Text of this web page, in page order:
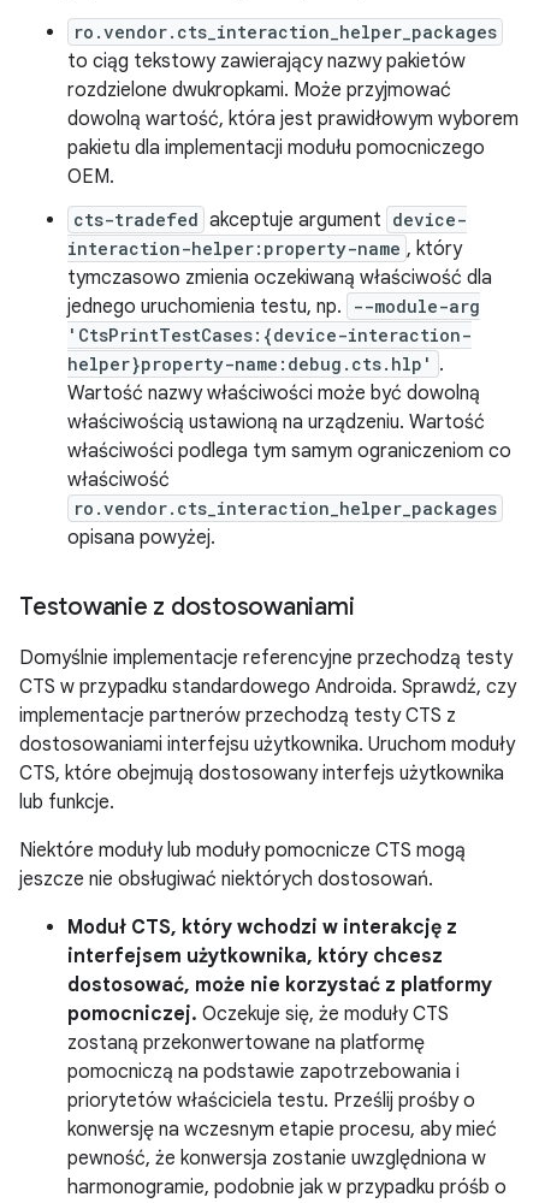
ro.vendor.cts_interaction_helper_packages
to ciąg tekstowy zawierający nazwy pakietów
rozdzielone dwukropkami. Może przyjmować
dowolną wartość, która jest prawidłowym wyborem
pakietu dla implementacji modułu pomocniczego
OEM.
cts-tradefed akceptuje argument device-
interaction-helper:property-name , który
tymczasowo zmienia oczekiwaną właściwość dla
jednego uruchomienia testu, np.
--module-arg
'CtsPrintTestCases:{device-interaction-
helper}property-name:debug.cts.hlp' .
Wartość nazwy właściwości może być dowolną
właściwością ustawioną na urządzeniu. Wartość
właściwości podlega tym samym ograniczeniom co
właściwość
ro.vendor.cts_interaction_helper_packages
opisana powyżej.
Testowanie z dostosowaniami
Domyślnie implementacje referencyjne przechodzą testy
CTS w przypadku standardowego Androida. Sprawdź, czy
implementacje partnerów przechodzą testy CTS z
dostosowaniami interfejsu użytkownika. Uruchom moduły
CTS, które obejmują dostosowany interfejs użytkownika
lub funkcje.
Niektóre moduły lub moduły pomocnicze CTS mogą
jeszcze nie obsługiwać niektórych dostosowań.
Moduł CTS, który wchodzi w interakcję z
interfejsem użytkownika, który chcesz
dostosować, może nie korzystać z platformy
pomocniczej. Oczekuje się, że moduły CTS
zostaną przekonwertowane na platformę
pomocniczą na podstawie zapotrzebowania i
priorytetów właściciela testu. Prześlij prośby o
konwersję na wczesnym etapie procesu, aby mieć
pewność, że konwersja zostanie uwzględniona w
harmonogramie, podobnie jak w przypadku próśb o